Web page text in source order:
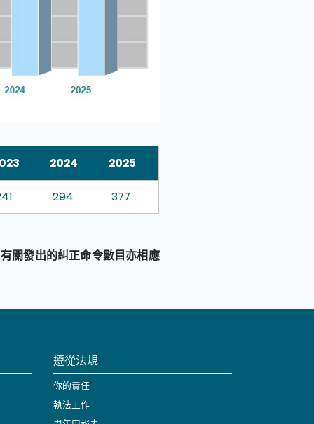
2024 2025
294 377
關發出的糾正命令數目亦相應
遵從法規
你的責任
執法工作